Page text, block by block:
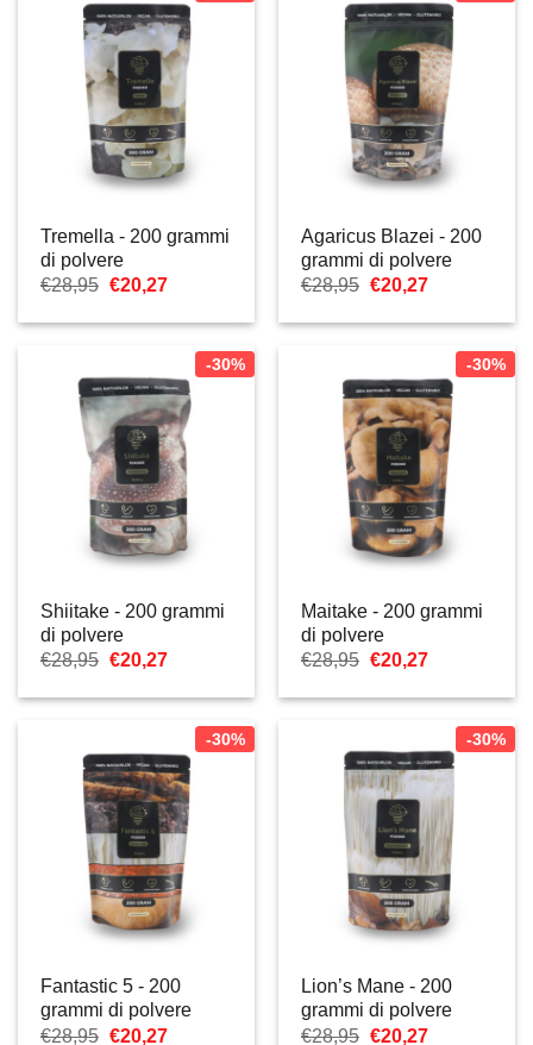
Tremella - 200 grammi
di polvere
€28,95 Il
originale
€20,27Il
attuale
€20,27.
Agaricus Blazei - 200
grammi di polvere
€28,95 Il
originale
€20,27Il
attuale
€20,27.
-30%
Shiitake - 200 grammi
di polvere
€28,95 Il
originale
€20,27Il
attuale
€20,27.
-30%
Maitake - 200 grammi
di polvere
€28,95 Il
originale
€20,27Il
attuale
€20,27.
-30%
Fantastic 5 - 200
grammi di polvere
€28,95 Il
€20,27Il
-30%
Lion’s Mane - 200
grammi di polvere
€28,95 Il
€20,27Il